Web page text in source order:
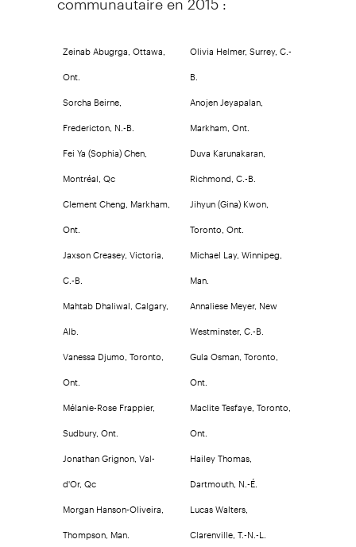
Zeinab Abugrga, Ottawa,
Ont.
Sorcha Beirne,
Fredericton, N.-B.
Fei Ya (Sophia) Chen,
Montréal, Qc
Clement Cheng, Markham,
Ont.
Jaxson Creasey, Victoria,
C.-B.
Mahtab Dhaliwal, Calgary,
Alb.
Vanessa Djumo, Toronto,
Ont.
Mélanie-Rose Frappier,
Sudbury, Ont.
Jonathan Grignon, Val-
d'Or, Qc
Morgan Hanson-Oliveira,
Thompson, Man.
Olivia Helmer, Surrey, C.-
B.
Anojen Jeyapalan,
Markham, Ont.
Duva Karunakaran,
Richmond, C.-B.
Jihyun (Gina) Kwon,
Toronto, Ont.
Michael Lay, Winnipeg,
Man.
Annaliese Meyer, New
Westminster, C.-B.
Gula Osman, Toronto,
Ont.
Maclite Tesfaye, Toronto,
Ont.
Hailey Thomas,
Dartmouth, N.-É.
Lucas Walters,
Clarenville, T.-N.-L.